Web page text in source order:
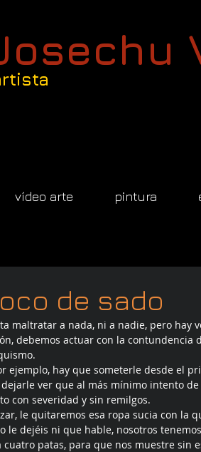
vídeo arte pintura
de sado
maltratar a nada, ni a nadie, pero hay
debemos actuar con la contundencia
ejemplo, hay que someterle desde el
ver que al más mínimo intento
con severidad y sin remilgos.
le quitaremos esa ropa sucia con la
le dejéis ni que hable, nosotros
cuatro patas, para que nos muestre sin